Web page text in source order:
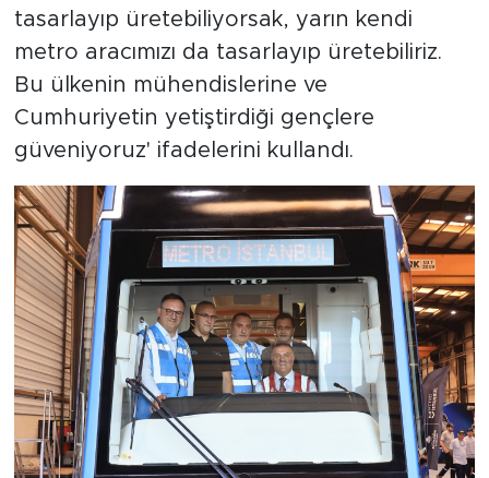
tasarlayıp üretebiliyorsak, yarın kendi
metro aracımızı da tasarlayıp üretebiliriz.
Bu ülkenin mühendislerine ve
Cumhuriyetin yetiştirdiği gençlere
güveniyoruz' ifadelerini kullandı.